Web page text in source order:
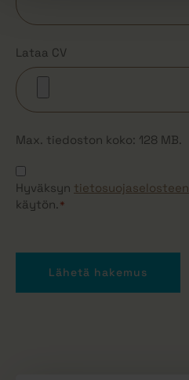
Lataa CV
Max. tiedoston koko: 128 MB.
Suostumus
Hyväksyn tietosuojaselosteen
käytön.*
Lähetä hakemus